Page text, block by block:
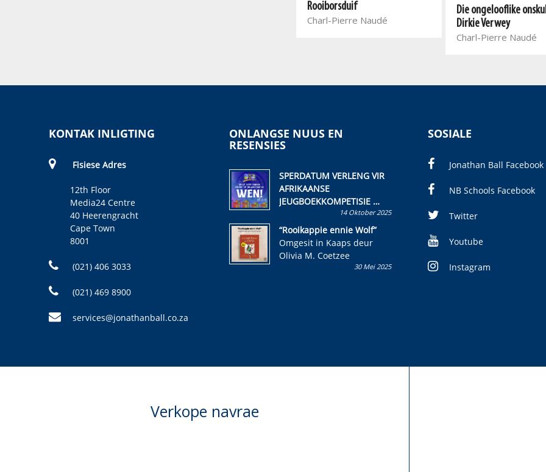
Rooiborsduif
Charl-Pierre Naudé
Die ongelooflike
Dirkie Verwey
Charl-Pierre Naudé
KONTAK INLIGTING
Fisiese Adres
12th Floor
Media24 Centre
40 Heerengracht
Cape Town
8001
(021) 406 3033
(021) 469 8900
services@jonathanball.co.za
ONLANGSE NUUS EN
RESENSIES
SPERDATUM VERLENG VIR
AFRIKAANSE
JEUGBOEKKOMPETISIE
Skryf ’n jeugboek of
kinderboek en staan ’n
kans om R50 000 te wen!
14 Oktober 2025
“Rooikappie ennie Wolf”
Omgesit in Kaaps deur
Olivia M. Coetzee
30 Mei 2025
SOSIALE
Jonathan Ball Facebook
NB Schools Facebook
Twitter
Youtube
Instagram
Verkope navrae